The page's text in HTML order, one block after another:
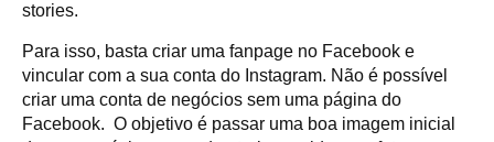
stories.
Para isso, basta criar uma fanpage no Facebook e
vincular com a sua conta do Instagram. Não é possível
criar uma conta de negócios sem uma página do
Facebook. O objetivo é passar uma boa imagem inicial